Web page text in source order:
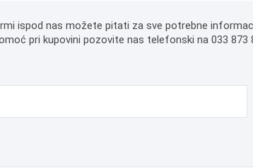
ispod nas možete pitati za sve potrebne
pri kupovini pozovite nas telefonski na 033 873